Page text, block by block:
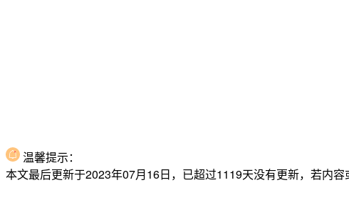
温馨提示：
本文最后更新于2023年07月16日，已超过1119天没有更新，若内容